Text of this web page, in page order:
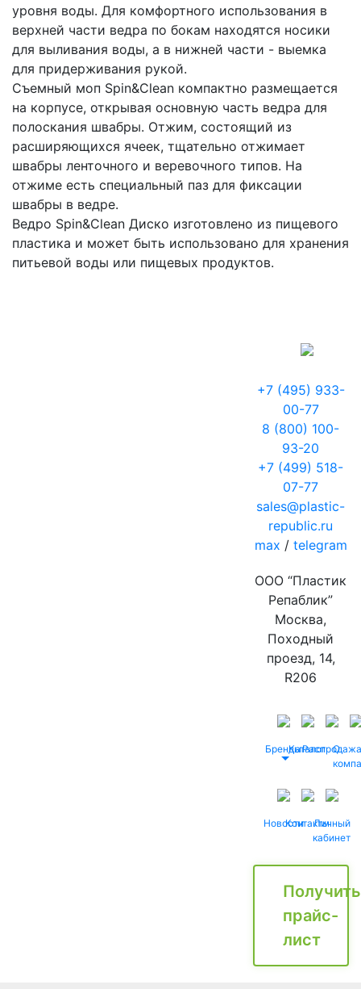
уровня воды. Для комфортного использования в
верхней части ведра по бокам находятся носики
для выливания воды, а в нижней части - выемка
для придерживания рукой.
Съемный моп Spin&Clean компактно размещается
на корпусе, открывая основную часть ведра для
полоскания швабры. Отжим, состоящий из
расширяющихся ячеек, тщательно отжимает
швабры ленточного и веревочного типов. На
отжиме есть специальный паз для фиксации
швабры в ведре.
Ведро Spin&Clean Диско изготовлено из пищевого
пластика и может быть использовано для хранения
питьевой воды или пищевых продуктов.
+7 (495) 933-
00-77
8 (800) 100-
93-20
+7 (499) 518-
07-77
sales@plastic-
republic.ru
max / telegram
ООО “Пластик
Репаблик”
Москва,
Походный
проезд, 14,
R206
БрендыКаталог
Распродажа
О
НовостиКонтактыЛичный
кабинет
Получить
прайс-
лист